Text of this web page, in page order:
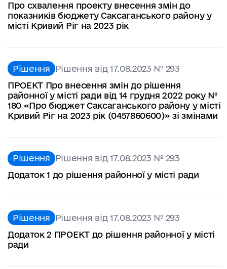
Про схвалення проекту внесення змін до
показників бюджету Саксаганського району у
місті Кривий Ріг на 2023 рік
Рішення Рішення від 17.08.2023 № 293
ПРОЕКТ Про внесення змін до рішення
районної у місті ради від 14 грудня 2022 року №
180 «Про бюджет Саксаганського району у місті
Кривий Ріг на 2023 рік (0457860600)» зі змінами
Рішення Рішення від 17.08.2023 № 293
Додаток 1 до рішення районної у місті ради
Рішення Рішення від 17.08.2023 № 293
Додаток 2 ПРОЕКТ до рішення районної у місті
ради